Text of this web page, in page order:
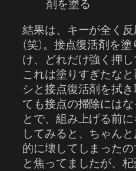
剤を塗る
結果は、キーが全く
(笑)。接点復活剤を
け、どれだけ強く押し
これは塗りすぎたな
シと接点復活剤を拭
ても接点の掃除には
とで、組み上げる前
してみると、ちゃん
的に壊してしまった
と焦ってましたが、杞